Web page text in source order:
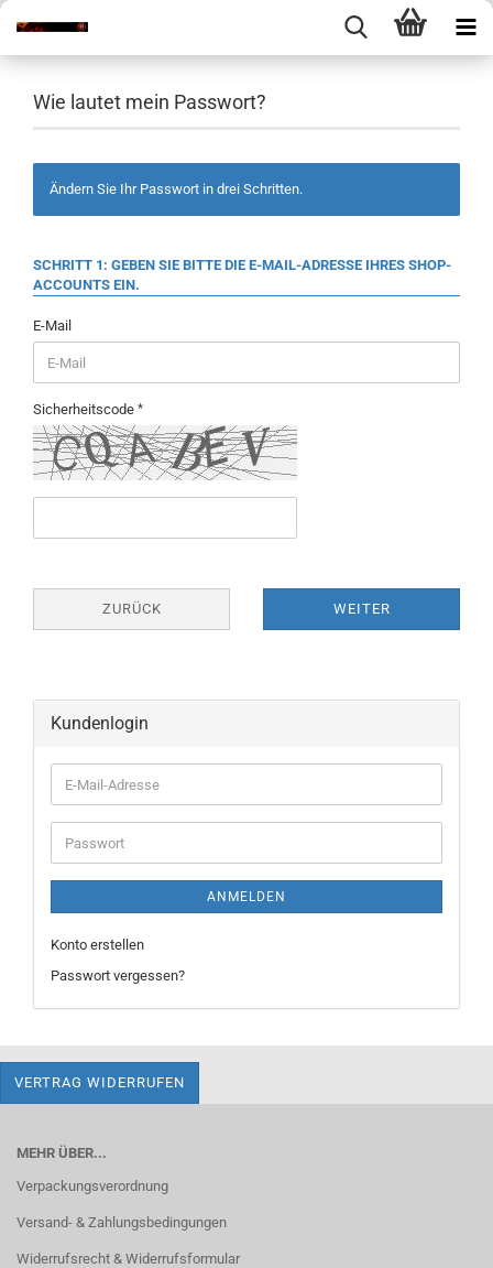
Wie lautet mein Passwort?
Ändern Sie Ihr Passwort in drei Schritten.
SCHRITT 1: GEBEN SIE BITTE DIE E-MAIL-ADRESSE IHRES SHOP-
ACCOUNTS EIN.
E-Mail
Sicherheitscode
ZURÜCK WEITER
Kundenlogin
E-
Mail-
Adresse
Passwort
ANMELDEN
Konto erstellen
Passwort vergessen?
VERTRAG WIDERRUFEN
MEHR ÜBER...
Verpackungsverordnung
Versand- & Zahlungsbedingungen
Widerrufsrecht & Widerrufsformular